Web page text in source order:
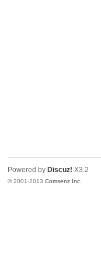
Powered by Discuz! X3.2
© 2001-2013Comsenz Inc.